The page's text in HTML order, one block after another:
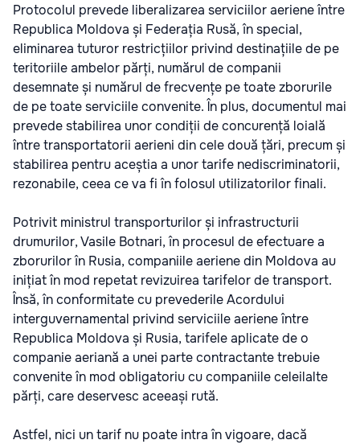
Protocolul prevede liberalizarea serviciilor aeriene între
Republica Moldova și Federația Rusă, în special,
eliminarea tuturor restricțiilor privind destinațiile de pe
teritoriile ambelor părți, numărul de companii
desemnate și numărul de frecvențe pe toate zborurile
de pe toate serviciile convenite. În plus, documentul mai
prevede stabilirea unor condiții de concurență loială
între transportatorii aerieni din cele două țări, precum și
stabilirea pentru aceștia a unor tarife nediscriminatorii,
rezonabile, ceea ce va fi în folosul utilizatorilor finali.
Potrivit ministrul transporturilor și infrastructurii
drumurilor, Vasile Botnari, în procesul de efectuare a
zborurilor în Rusia, companiile aeriene din Moldova au
inițiat în mod repetat revizuirea tarifelor de transport.
Însă, în conformitate cu prevederile Acordului
interguvernamental privind serviciile aeriene între
Republica Moldova și Rusia, tarifele aplicate de o
companie aeriană a unei parte contractante trebuie
convenite în mod obligatoriu cu companiile celeilalte
părți, care deservesc aceeași rută.
Astfel, nici un tarif nu poate intra în vigoare, dacă